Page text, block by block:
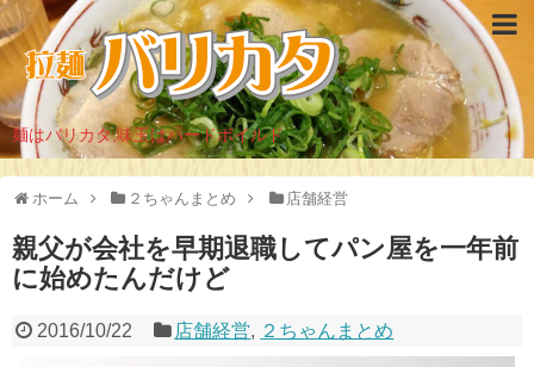
麺はバリカタ,味玉はハードボイルド
ホーム ２ちゃんまとめ 店舗経営
親父が会社を早期退職してパン屋を一年前
に始めたんだけど
2016/10/22 店舗経営, ２ちゃんまとめ